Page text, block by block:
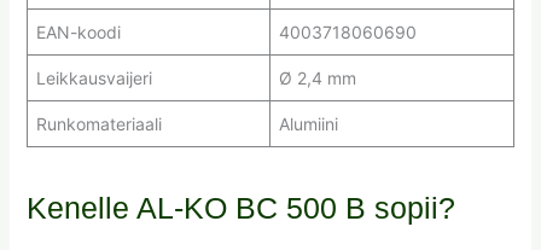
EAN-koodi 4003718060690
Leikkausvaijeri Ø 2,4 mm
Runkomateriaali Alumiini
Kenelle AL-KO BC 500 B sopii?